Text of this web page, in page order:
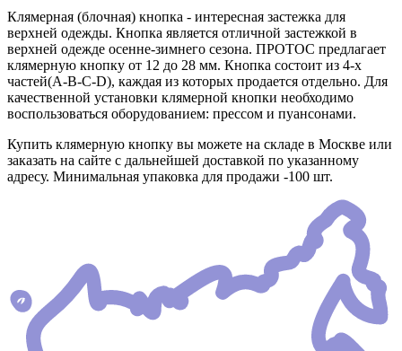
Клямерная (блочная) кнопка - интересная застежка для
верхней одежды. Кнопка является отличной застежкой в
верхней одежде осенне-зимнего сезона. ПРОТОС предлагает
клямерную кнопку от 12 до 28 мм. Кнопка состоит из 4-х
частей(А-В-С-D), каждая из которых продается отдельно. Для
качественной установки клямерной кнопки необходимо
воспользоваться оборудованием: прессом и пуансонами.
Купить клямерную кнопку вы можете на складе в Москве или
заказать на сайте с дальнейшей доставкой по указанному
адресу. Минимальная упаковка для продажи -100 шт.